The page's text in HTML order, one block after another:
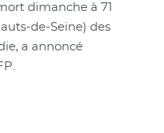
dimanche à 71
de-Seine) des
a annoncé